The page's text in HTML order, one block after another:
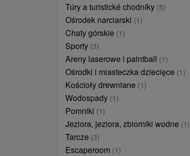
Túry a turistické chodníky (5)
Ośrodek narciarski (1)
Chaty górskie (1)
Sporty (3)
Areny laserowe i paintball (1)
Ośrodki i miasteczka dziecięce (1)
Kościoły drewniane (1)
Wodospady (1)
Pomniki (1)
Jeziora, jeziora, zbiorniki wodne (1)
Tarcze (3)
Escaperoom (1)